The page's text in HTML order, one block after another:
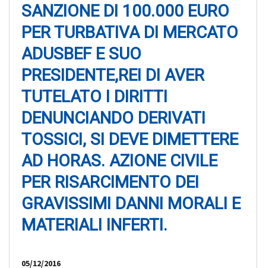
SANZIONE DI 100.000 EURO
PER TURBATIVA DI MERCATO
ADUSBEF E SUO
PRESIDENTE,REI DI AVER
TUTELATO I DIRITTI
DENUNCIANDO DERIVATI
TOSSICI, SI DEVE DIMETTERE
AD HORAS. AZIONE CIVILE
PER RISARCIMENTO DEI
GRAVISSIMI DANNI MORALI E
MATERIALI INFERTI.
05/12/2016